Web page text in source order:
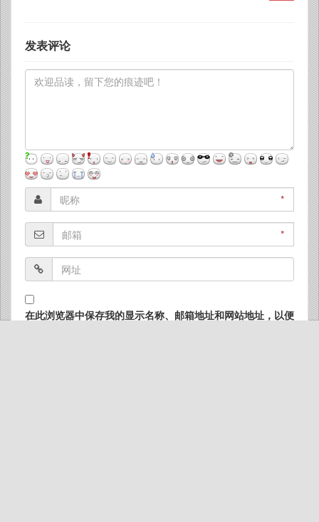
发表评论
*
*
在此浏览器中保存我的显示名称、邮箱地址和网站地址，以便